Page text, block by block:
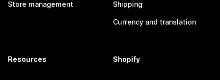
Store management Shipping
Currency and translation
Resources Shopify